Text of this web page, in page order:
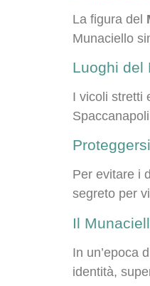
La figura del
Munaciello
Luoghi del
I vicoli stretti
Per evitare i
segreto per
Il
In un’epoca
identità,